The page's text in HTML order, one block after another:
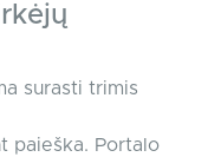
surasti trimis
paieška. Portalo